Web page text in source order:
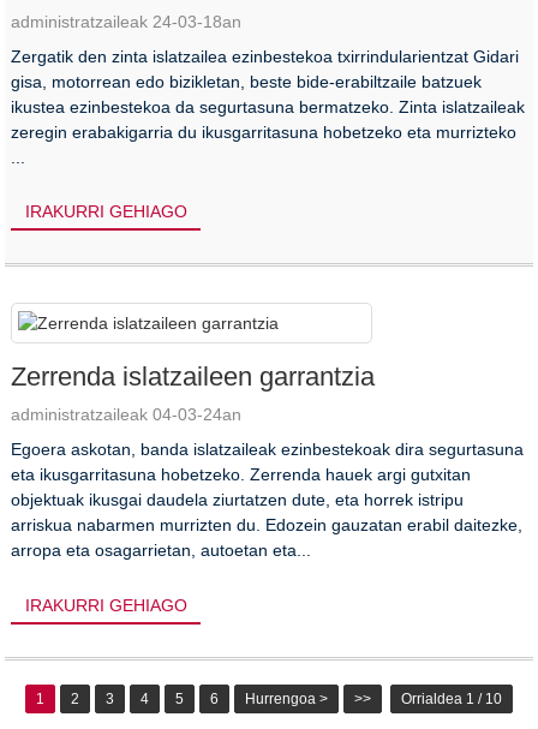
administratzaileak 24-03-18an
Zergatik den zinta islatzailea ezinbestekoa txirrindularientzat Gidari
gisa, motorrean edo bizikletan, beste bide-erabiltzaile batzuek
ikustea ezinbestekoa da segurtasuna bermatzeko. Zinta islatzaileak
zeregin erabakigarria du ikusgarritasuna hobetzeko eta murrizteko
IRAKURRI GEHIAGO
Zerrenda islatzaileen garrantzia
administratzaileak 04-03-24an
Egoera askotan, banda islatzaileak ezinbestekoak dira segurtasuna
eta ikusgarritasuna hobetzeko. Zerrenda hauek argi gutxitan
objektuak ikusgai daudela ziurtatzen dute, eta horrek istripu
arriskua nabarmen murrizten du. Edozein gauzatan erabil daitezke,
arropa eta osagarrietan, autoetan eta...
IRAKURRI GEHIAGO
1 2 3 4 5 6 Hurrengoa > >> Orrialdea 1 / 10